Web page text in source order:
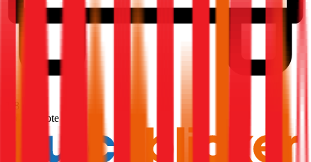
1,8
Produktnote